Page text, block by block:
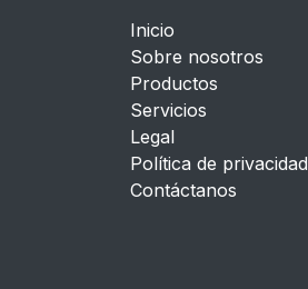
Inicio
Sobre nosotros
Productos
Servicios
Legal
​Política de privacidad
Contáctanos